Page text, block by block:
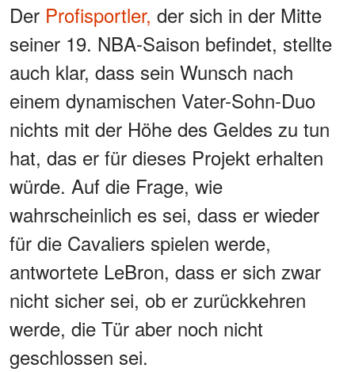
Der Profisportler, der sich in der Mitte
seiner 19. NBA-Saison befindet, stellte
auch klar, dass sein Wunsch nach
einem dynamischen Vater-Sohn-Duo
nichts mit der Höhe des Geldes zu tun
hat, das er für dieses Projekt erhalten
würde. Auf die Frage, wie
wahrscheinlich es sei, dass er wieder
für die Cavaliers spielen werde,
antwortete LeBron, dass er sich zwar
nicht sicher sei, ob er zurückkehren
werde, die Tür aber noch nicht
geschlossen sei.